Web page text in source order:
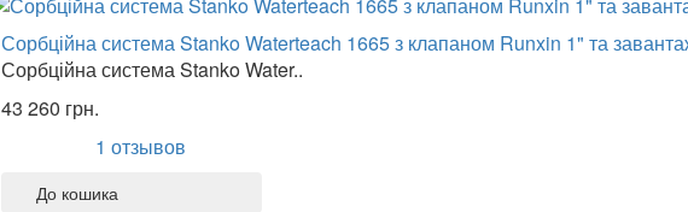
Сорбційна система Stanko Waterteach 1665 з клапаном Runxin 1" та
Сорбційна система Stanko Water..
43 260 грн.
1 отзывов
До кошика